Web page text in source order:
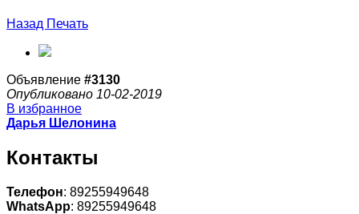
Назад Печать
Объявление #3130
Опубликовано 10-02-2019
В избранное
Дарья Шелонина
Контакты
Телефон: 89255949648
WhatsApp: 89255949648